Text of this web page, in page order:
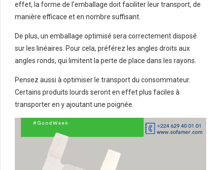
effet, la forme de l’emballage doit faciliter leur transport, de
manière efficace et en nombre suffisant.
De plus, un emballage optimisé sera correctement disposé
sur les linéaires. Pour cela, préférez les angles droits aux
angles ronds, qui limitent la perte de place dans les rayons.
Pensez aussi à optimiser le transport du consommateur.
Certains produits lourds seront en effet plus faciles à
transporter en y ajoutant une poignée.